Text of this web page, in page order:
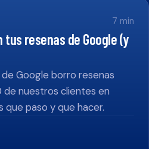
7 min
tus resenas de Google (y
Google borro resenas
nuestros clientes en
que paso y que hacer.